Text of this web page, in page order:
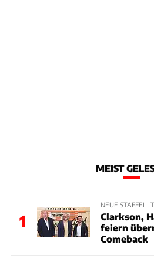
MEIST
1
NEUE STAFFEL
Clarkson,
feiern
Comeback